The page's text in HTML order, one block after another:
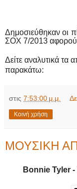
Δημοσιεύθηκαν οι
ΣΟΧ 7/2013
Δείτε αναλυτικά τα
παρακάτω:
στις 7:53:00 μ.μ.
Κοινή χρήση
ΜΟΥΣΙΚΗ
Bonnie Tyler